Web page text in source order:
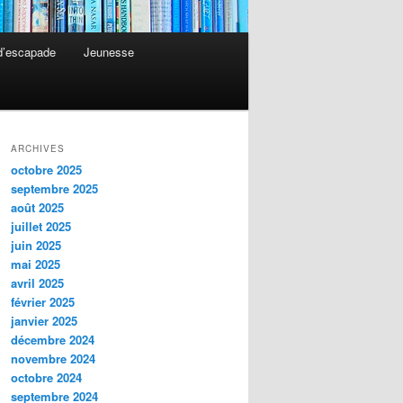
Jeunesse
ARCHIVES
octobre 2025
septembre 2025
août 2025
juillet 2025
juin 2025
mai 2025
avril 2025
février 2025
janvier 2025
décembre 2024
novembre 2024
octobre 2024
septembre 2024